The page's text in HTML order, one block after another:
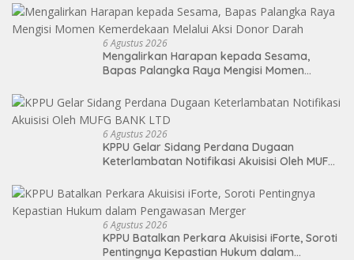
6 Agustus 2026
Mengalirkan Harapan kepada Sesama,
Bapas Palangka Raya Mengisi Momen
6 Agustus 2026
KPPU Gelar Sidang Perdana Dugaan
Keterlambatan Notifikasi Akuisisi Oleh MUFG
6 Agustus 2026
KPPU Batalkan Perkara Akuisisi iForte, Soroti
Pentingnya Kepastian Hukum dalam